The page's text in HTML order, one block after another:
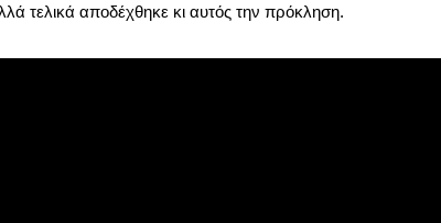
τελικά αποδέχθηκε κι αυτός την πρόκληση.